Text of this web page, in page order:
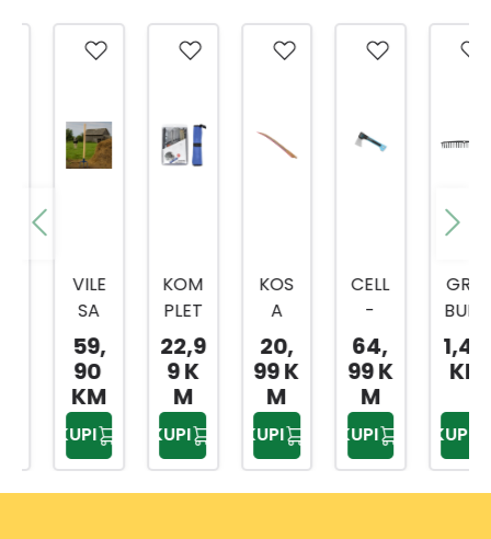
VILE
ZUPC
DRŠK
OM
59,
KM
KOM
PLET
ZA
OŠTR
LANC
MOT
ORN
22,9
9 K
KUPI
KOS
80C
20,
99 K
CELL
FAST
SJEKI
U600
ERG
O
64,
99 K
GRA
BULJ
PVC
1,49
KM
KUPI